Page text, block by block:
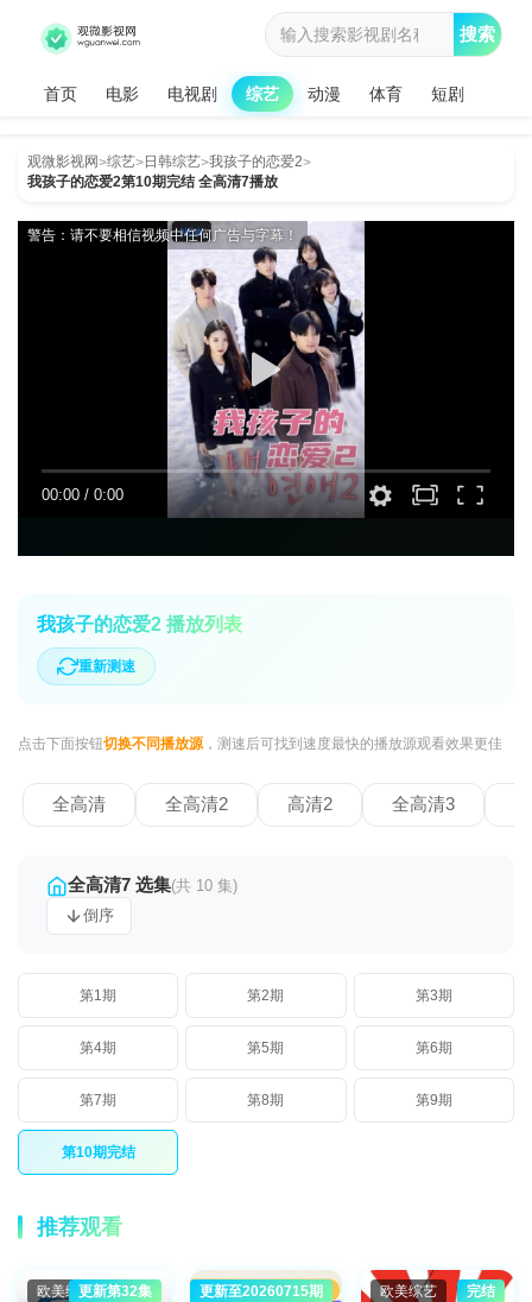
首页 电影 电视剧 综艺 动漫 体育 短剧
搜索
观微影视网>综艺>日韩综艺>我孩子的恋爱2>
我孩子的恋爱2第10期完结 全高清7播放
00:00 / 0:00
警告：请不要相信视频中任何广告与字幕！
我孩子的恋爱2 播放列表
重新测速
点击下面按钮切换不同播放源，测速后可找到速度最快的播放源观看效果更佳
全高清 全高清2 高清2 全高清3
全高清7 选集(共 10 集)
倒序
第1期 第2期 第3期
第4期 第5期 第6期
第7期 第8期 第9期
第10期完结
推荐观看
欧美综艺更新第32集
更新至20260715期
欧美综艺 完结